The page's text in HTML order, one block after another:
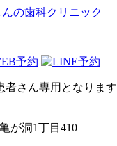
さん専用となります
が洞1丁目410